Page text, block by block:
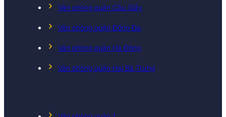
Văn phòng quận Cầu Giấy
Văn phòng quận Đống Đa
Văn phòng quận Hà Đông
Văn phòng quận Hai Bà Trưng